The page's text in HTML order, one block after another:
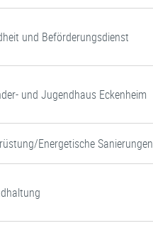
und Beförderungsdienst
und Jugendhaus Eckenheim
Energetische Sanierungen